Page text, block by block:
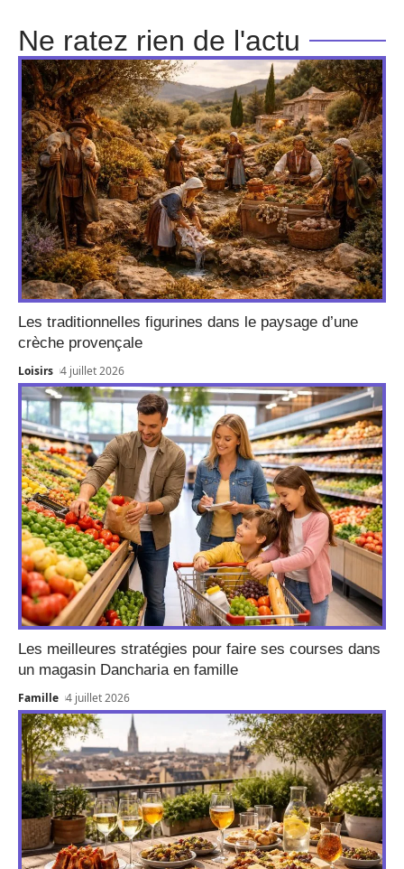
Ne ratez rien de l'actu
Les traditionnelles figurines dans le paysage d’une
crèche provençale
Loisirs 4 juillet 2026
Les meilleures stratégies pour faire ses courses dans
un magasin Dancharia en famille
Famille 4 juillet 2026